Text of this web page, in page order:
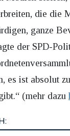
die die
ganze
der SPD-
es ist absolut
(mehr dazu